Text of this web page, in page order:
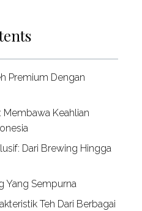
Premium Dengan
Membawa Keahlian
Dari Brewing Hingga
Yang Sempurna
Teh Dari Berbagai